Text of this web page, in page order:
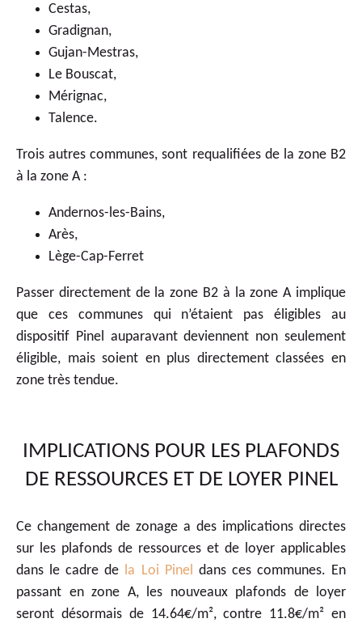
Cestas,
Gradignan,
Gujan-Mestras,
Le Bouscat,
Mérignac,
Talence.
Trois autres communes, sont requalifiées de la zone B2
à la zone A :
Andernos-les-Bains,
Arès,
Lège-Cap-Ferret
Passer directement de la zone B2 à la zone A implique
que ces communes qui n’étaient pas éligibles au
dispositif Pinel auparavant deviennent non seulement
éligible, mais soient en plus directement classées en
zone très tendue.
IMPLICATIONS POUR LES PLAFONDS
DE RESSOURCES ET DE LOYER PINEL
Ce changement de zonage a des implications directes
sur les plafonds de ressources et de loyer applicables
dans le cadre de la Loi Pinel dans ces communes. En
passant en zone A, les nouveaux plafonds de loyer
seront désormais de 14.64€/m², contre 11.8€/m² en